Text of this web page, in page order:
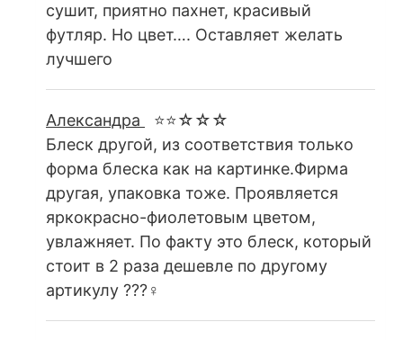
сушит, приятно пахнет, красивый
футляр. Но цвет…. Оставляет желать
лучшего
Александра
⭐⭐☆☆☆
Блеск другой, из соответствия только
форма блеска как на картинке.Фирма
другая, упаковка тоже. Проявляется
яркокрасно-фиолетовым цветом,
увлажняет. По факту это блеск, который
стоит в 2 раза дешевле по другому
артикулу ???‍♀️